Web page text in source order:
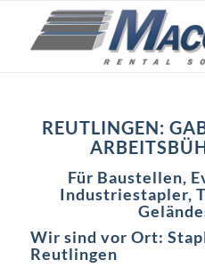
REUTLINGEN:
Für Baustellen,
Industriestapler,
Wir sind vor Ort:
Reutlingen